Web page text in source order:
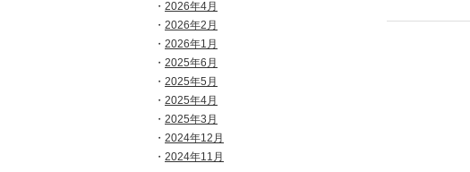
2026年4月
2026年2月
2026年1月
2025年6月
2025年5月
2025年4月
2025年3月
2024年12月
2024年11月